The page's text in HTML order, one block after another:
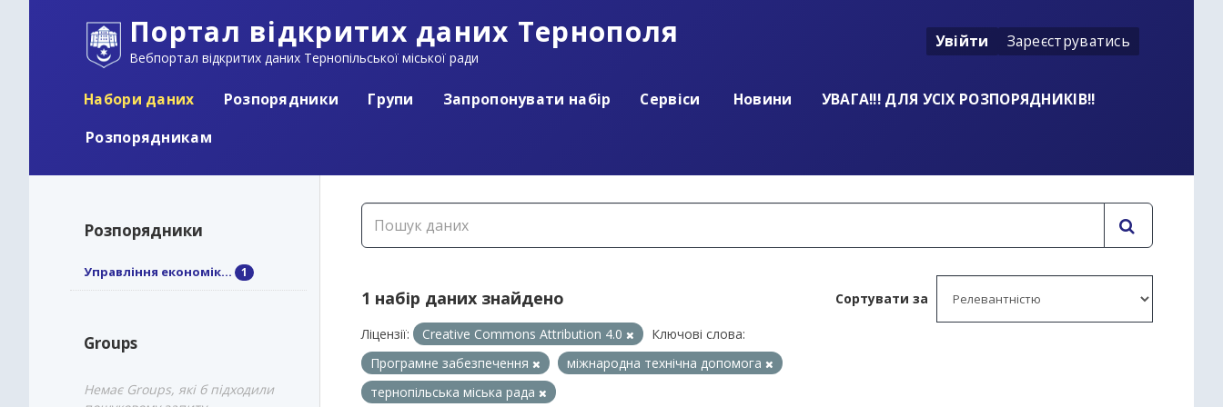
Портал відкритих даних Тернополя
Вебпортал відкритих даних Тернопільської міської ради
Увійти Зареєструватись
Набори даних Розпорядники Групи Запропонувати набір Сервіси Новини
УВАГА!!! ДЛЯ УСІХ РОЗПОРЯДНИКІВ!!
Розпорядникам
Розпорядники
Управління економік... 1
Groups
Немає Groups, які б підходили
Сортувати за
1 набір даних знайдено
Ліцензії: Creative Commons Attribution 4.0
Ключові слова:
Програмне забезпечення
міжнародна технічна допомога
тернопільська міська рада